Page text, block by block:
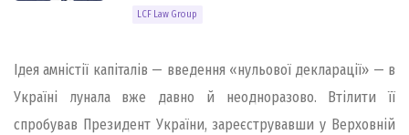
LCF Law Group
Ідея амністії капіталів — введення «нульової декларації» — в
Україні лунала вже давно й неодноразово. Втілити її
спробував Президент України, зареєструвавши у Верховній